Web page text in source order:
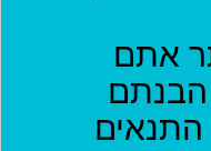
אתם